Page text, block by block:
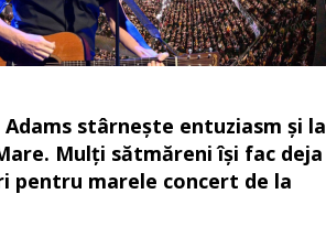
Adams stârnește entuziasm și la
Mulți sătmăreni își fac deja
pentru marele concert de la